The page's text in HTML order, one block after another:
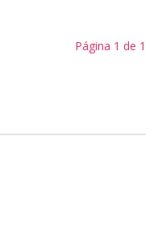
Página 1 de 1